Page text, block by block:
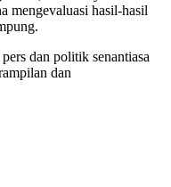
mengevaluasi hasil-hasil
dan politik senantiasa
dan